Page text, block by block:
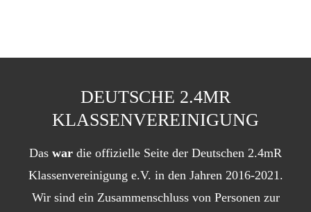
DEUTSCHE 2.4MR
KLASSENVEREINIGUNG
Das war die offizielle Seite der Deutschen 2.4mR
Klassenvereinigung e.V. in den Jahren 2016-2021.
Wir sind ein Zusammenschluss von Personen zur